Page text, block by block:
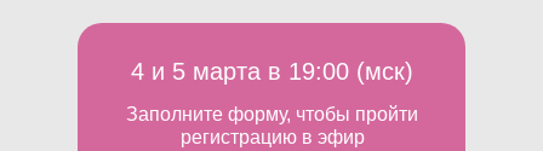
4 и 5 марта в 19:00 (мск)
Заполните форму, чтобы пройти
регистрацию в эфир